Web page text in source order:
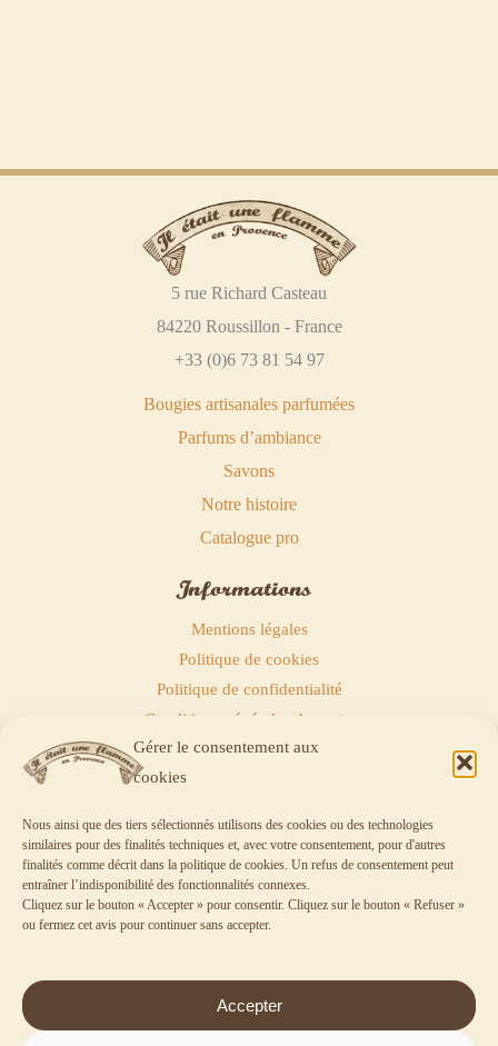
Gérer le consentement aux
cookies
Nous ainsi que des tiers sélectionnés utilisons des cookies ou des technologies
similaires pour des finalités techniques et, avec votre consentement, pour d'autres
finalités comme décrit dans la politique de cookies. Un refus de consentement peut
entraîner l’indisponibilité des fonctionnalités connexes.
Cliquez sur le bouton « Accepter » pour consentir. Cliquez sur le bouton « Refuser »
ou fermez cet avis pour continuer sans accepter.
Accepter
5 rue Richard Casteau
84220 Roussillon - France
+33 (0)6 73 81 54 97
Bougies artisanales parfumées
Parfums d’ambiance
Savons
Notre histoire
Catalogue pro
Informations
Mentions légales
Politique de cookies
Politique de confidentialité
Conditions générales de vente
Politique de remboursements
Panier
Aucun article dans le panier.